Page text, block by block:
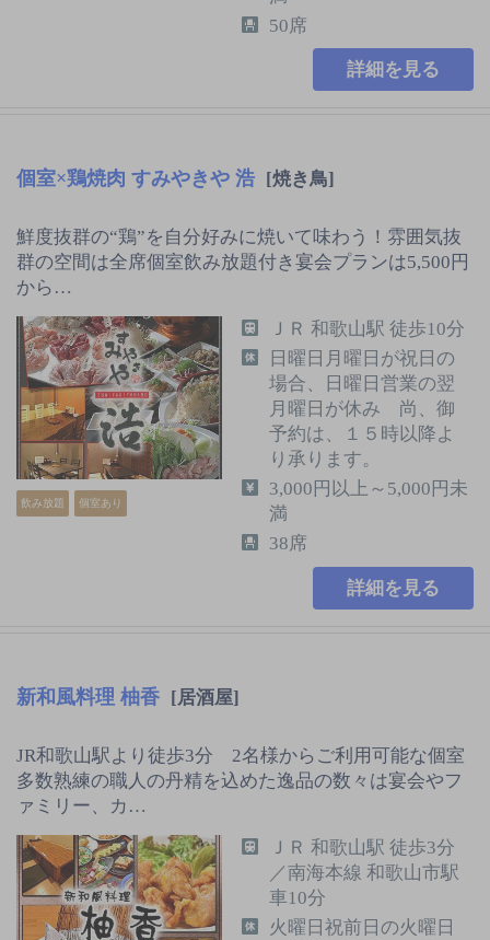
50席
詳細を見る
個室×鶏焼肉 すみやきや 浩 [焼き鳥]
鮮度抜群の“鶏”を自分好みに焼いて味わう！雰囲気抜
群の空間は全席個室飲み放題付き宴会プランは5,500円
から…
飲み放題 個室あり
ＪＲ 和歌山駅 徒歩10分
日曜日月曜日が祝日の
場合、日曜日営業の翌
月曜日が休み 尚、御
予約は、１５時以降よ
り承ります。
3,000円以上～5,000円未
満
38席
詳細を見る
新和風料理 柚香 [居酒屋]
JR和歌山駅より徒歩3分 2名様からご利用可能な個室
多数熟練の職人の丹精を込めた逸品の数々は宴会やフ
ァミリー、カ…
ＪＲ 和歌山駅 徒歩3分
／南海本線 和歌山市駅
車10分
火曜日祝前日の火曜日